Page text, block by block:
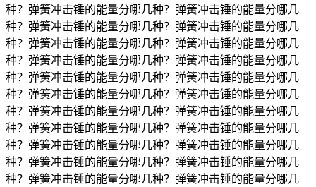
种？弹簧冲击锤的能量分哪几种？弹簧冲击锤的能量分哪几
种？弹簧冲击锤的能量分哪几种？弹簧冲击锤的能量分哪几
种？弹簧冲击锤的能量分哪几种？弹簧冲击锤的能量分哪几
种？弹簧冲击锤的能量分哪几种？弹簧冲击锤的能量分哪几
种？弹簧冲击锤的能量分哪几种？弹簧冲击锤的能量分哪几
种？弹簧冲击锤的能量分哪几种？弹簧冲击锤的能量分哪几
种？弹簧冲击锤的能量分哪几种？弹簧冲击锤的能量分哪几
种？弹簧冲击锤的能量分哪几种？弹簧冲击锤的能量分哪几
种？弹簧冲击锤的能量分哪几种？弹簧冲击锤的能量分哪几
种？弹簧冲击锤的能量分哪几种？弹簧冲击锤的能量分哪几
种？弹簧冲击锤的能量分哪几种？弹簧冲击锤的能量分哪几